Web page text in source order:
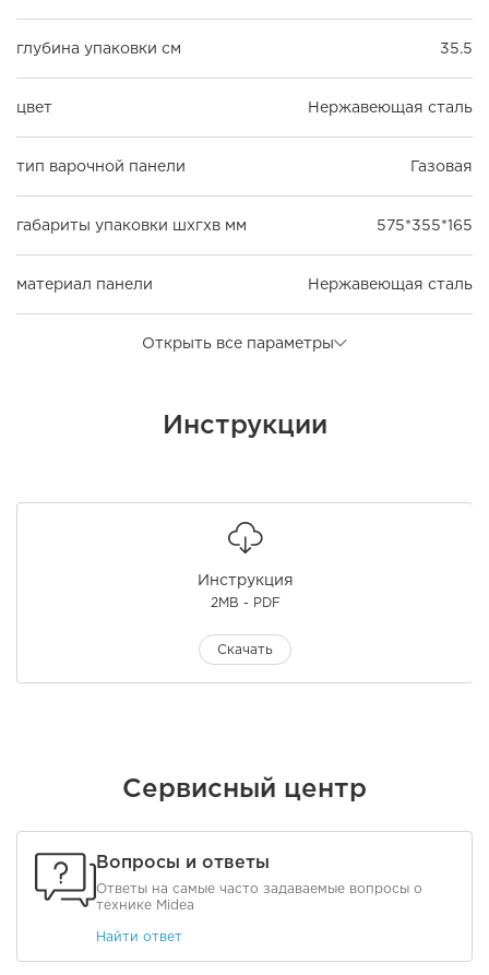
глубина упаковки см 35.5
цвет Нержавеющая сталь
тип варочной панели Газовая
габариты упаковки шxгxв мм 575*355*165
материал панели Нержавеющая сталь
Открыть все параметры
Инструкции
Инструкция
2MB - PDF
Скачать
Сервисный центр
Вопросы и ответы
Ответы на самые часто задаваемые вопросы о
технике Midea
Найти ответ